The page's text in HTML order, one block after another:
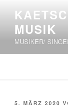
springenMUSIK
MUSIKER/
5. MÄRZ 2020